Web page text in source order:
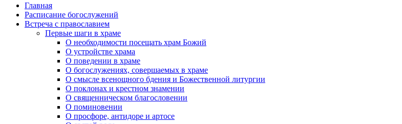
Главная
Расписание богослужений
Встреча с православием
Первые шаги в храме
О необходимости посещать храм Божий
О устройстве храма
О поведении в храме
О богослужениях, совершаемых в храме
О смысле всенощного бдения и Божественной литургии
О поклонах и крестном знамении
О священническом благословении
О поминовении
О просфоре, антидоре и артосе